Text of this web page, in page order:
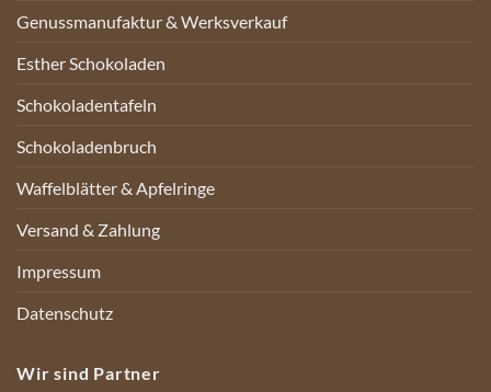
Genussmanufaktur & Werksverkauf
Esther Schokoladen
Schokoladentafeln
Schokoladenbruch
Waffelblätter & Apfelringe
Versand & Zahlung
Impressum
Datenschutz
Wir sind Partner